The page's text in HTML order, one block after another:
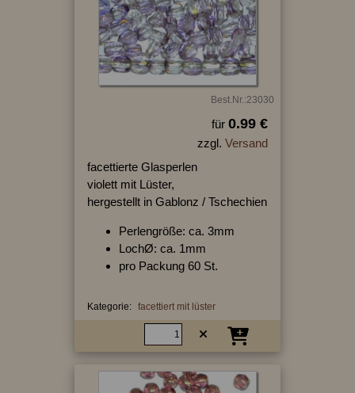
Best.Nr.:23030
für 0.99 €
zzgl. Versand
facettierte Glasperlen
violett mit Lüster,
hergestellt in Gablonz / Tschechien
Perlengröße: ca. 3mm
LochØ: ca. 1mm
pro Packung 60 St.
Kategorie: facettiert mit lüster